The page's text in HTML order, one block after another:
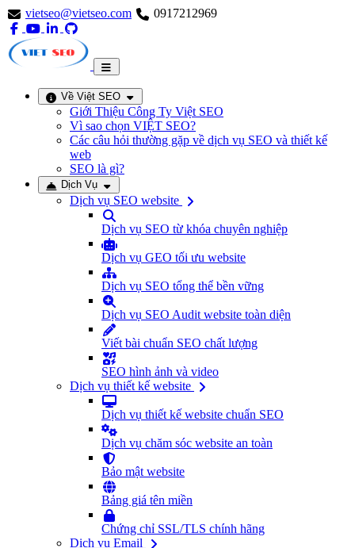
vietseo@vietseo.com 0917212969
Về Việt SEO
Giới Thiệu Công Ty Việt SEO
Vì sao chọn VIỆT SEO?
Các câu hỏi thường gặp về dịch vụ SEO và thiết kế
web
SEO là gì?
Dịch Vụ
Dịch vụ SEO website
Dịch vụ SEO từ khóa chuyên nghiệp
Dịch vụ GEO tối ưu website
Dịch vụ SEO tổng thể bền vững
Dịch vụ SEO Audit website toàn diện
Viết bài chuẩn SEO chất lượng
SEO hình ảnh và video
Dịch vụ thiết kế website
Dịch vụ thiết kế website chuẩn SEO
Dịch vụ chăm sóc website an toàn
Bảo mật website
Bảng giá tên miền
Chứng chỉ SSL/TLS chính hãng
Dịch vụ Email